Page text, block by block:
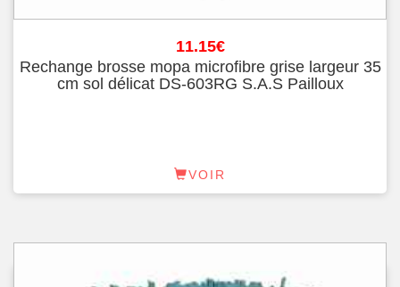
11.15€
Rechange brosse mopa microfibre grise largeur 35
cm sol délicat DS-603RG S.A.S Pailloux
VOIR